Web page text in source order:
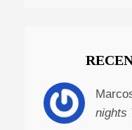
nights